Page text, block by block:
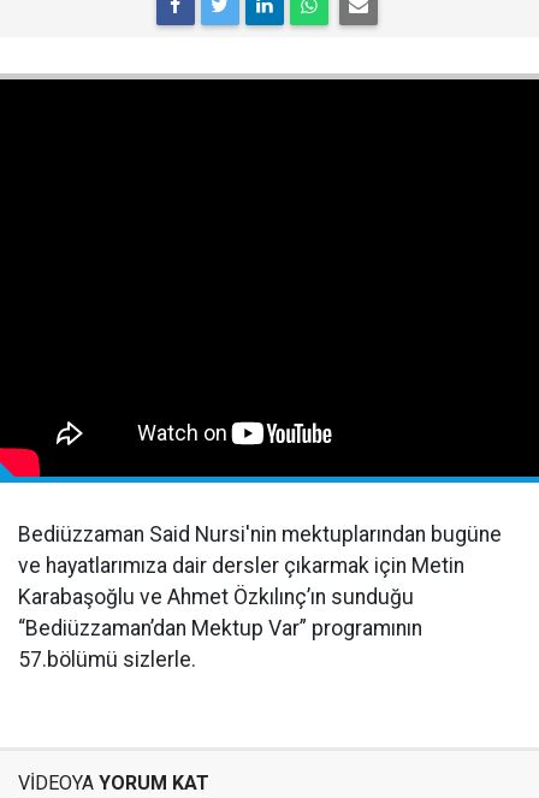
Bediüzzaman Said Nursi'nin mektuplarından bugüne
ve hayatlarımıza dair dersler çıkarmak için Metin
Karabaşoğlu ve Ahmet Özkılınç’ın sunduğu
“Bediüzzaman’dan Mektup Var” programının
57.bölümü sizlerle.
VİDEOYA YORUM KAT